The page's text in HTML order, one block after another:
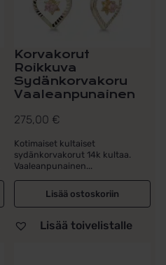
Korvakorut
Roikkuva
Sydänkorvakoru
Vaaleanpunainen
275,00 €
Kotimaiset kultaiset
sydänkorvakorut 14k kultaa.
Vaaleanpunainen...
Lisää ostoskoriin
Lisää toivelistalle